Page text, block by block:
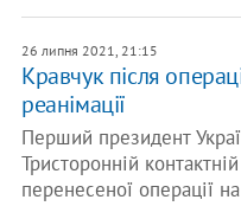
26 липня 2021, 21:15
Кравчук після
реанімації
Перший президент
Тристоронній
перенесеної операції